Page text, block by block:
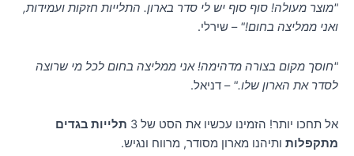
"מוצר מעולה! סוף סוף יש לי סדר בארון. התלייות חזקות ועמידות,
ואני ממליצה בחום!" – שירלי.
"חוסך מקום בצורה מדהימה! אני ממליצה בחום לכל מי שרוצה
לסדר את הארון שלו." – דניאל.
אל תחכו יותר! הזמינו עכשיו את הסט של 3
תלייות בגדים
מתקפלות ותיהנו מארון מסודר, מרווח ונגיש.